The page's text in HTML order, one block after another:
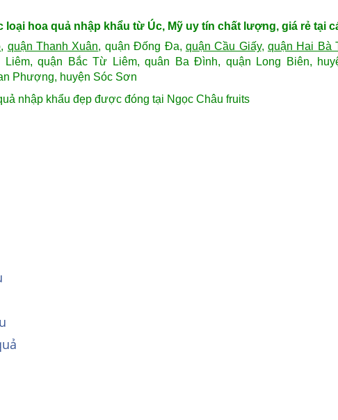
loại hoa quả nhập khẩu từ Úc, Mỹ uy tín chất lượng, giá rẻ tại
, quận Thanh Xuân, quận Đống Đa, quận Cầu Giấy, quận Hai Bà
quận Bắc Từ Liêm, quân Ba Đình, quận Long Biên,
Phượng, huyện Sóc Sơn
nhập khẩu đẹp được đóng tại Ngọc Châu fruits